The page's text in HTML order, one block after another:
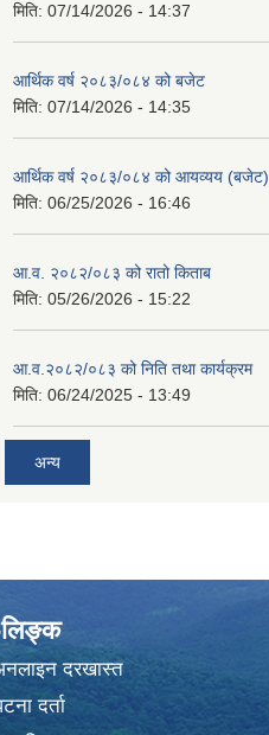
मिति: 07/14/2026 - 14:37
आर्थिक वर्ष २०८३/०८४ को बजेट
मिति: 07/14/2026 - 14:35
आर्थिक वर्ष २०८३/०८४ को आयव्यय (बजेट)
मिति: 06/25/2026 - 16:46
आ.व. २०८२/०८३ को रातो किताब
मिति: 05/26/2026 - 15:22
आ.व.२०८२/०८३ को निति तथा कार्यक्रम
मिति: 06/24/2025 - 13:49
अन्य
दरखास्त
दर्ता